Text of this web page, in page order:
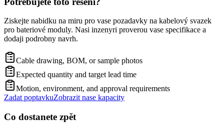
Ziskejte nabidku na miru pro vase pozadavky na kabelový svazek
pro bateriové moduly. Nasi inzenyri proverou vase specifikace a
dodaji podrobny navrh.
Cable drawing, BOM, or sample photos
Expected quantity and target lead time
Motion, environment, and approval requirements
Zadat poptavkuZobrazit nase kapacity
Co dostanete zpět